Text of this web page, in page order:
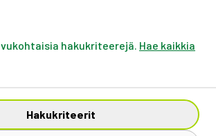
hakukriteerejä. Hae kaikkia
Hakukriteerit